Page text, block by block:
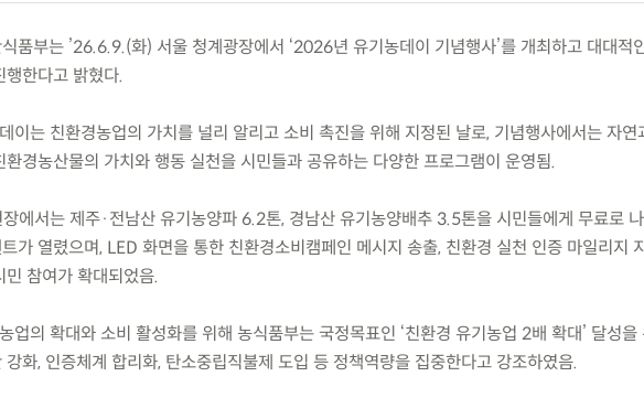
품부는 ’26.6.9.(화) 서울 청계광장에서 ‘2026년 유기농데이 기념행사’를 개최하고 대대적
행한다고 밝혔다.
이는 친환경농업의 가치를 널리 알리고 소비 촉진을 위해 지정된 날로, 기념행사에서는 자연
환경농산물의 가치와 행동 실천을 시민들과 공유하는 다양한 프로그램이 운영됨.
에서는 제주·전남산 유기농양파 6.2톤, 경남산 유기농양배추 3.5톤을 시민들에게 무료로
가 열렸으며, LED 화면을 통한 친환경소비캠페인 메시지 송출, 친환경 실천 인증 마일리지
민 참여가 확대되었음.
업의 확대와 소비 활성화를 위해 농식품부는 국정목표인 ‘친환경 유기농업 2배 확대’ 달성을
강화, 인증체계 합리화, 탄소중립직불제 도입 등 정책역량을 집중한다고 강조하였음.